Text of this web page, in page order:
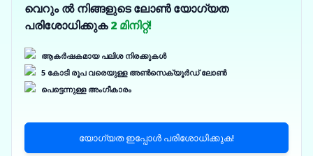
വെറും ൽ നിങ്ങളുടെ ലോൺ യോഗ്യത
പരിശോധിക്കുക2 മിനിറ്റ്!
ആകർഷകമായ പലിശ നിരക്കുകൾ
5 കോടി രൂപ വരെയുള്ള അൺസെക്യൂർഡ് ലോൺ
പെട്ടെന്നുള്ള അംഗീകാരം
യോഗ്യത ഇപ്പോൾ പരിശോധിക്കുക!